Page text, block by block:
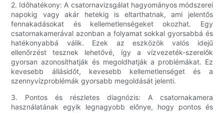
2. Időhatékony: A csatornavizsgálat hagyományos módszerei
napokig vagy akár hetekig is eltarthatnak, ami jelentős
fennakadásokat és kellemetlenségeket okozhat. Egy
csatornakamerával azonban a folyamat sokkal gyorsabbá és
hatékonyabbá válik. Ezek az eszközök valós idejű
ellenőrzést tesznek lehetővé, így a vízvezeték-szerelők
gyorsan azonosíthatják és megoldhatják a problémákat. Ez
kevesebb állásidőt, kevesebb kellemetlenséget és a
szennyvízproblémák gyorsabb megoldását jelenti.
3. Pontos és részletes diagnózis: A csatornakamera
használatának egyik legnagyobb előnye, hogy pontos és